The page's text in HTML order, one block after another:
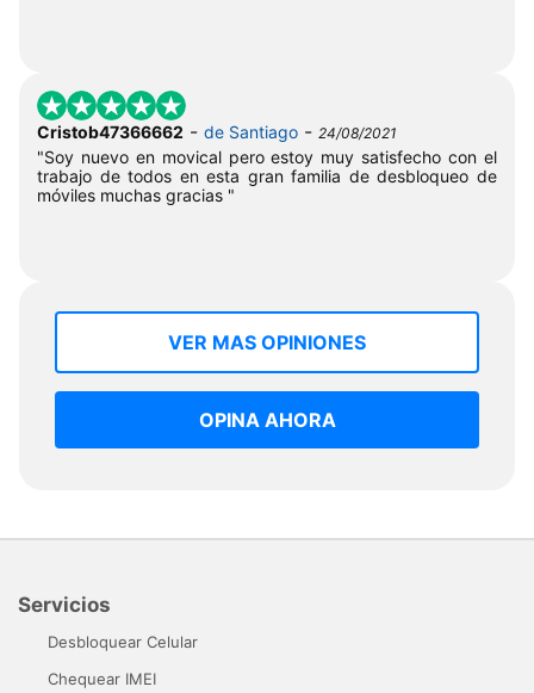
Cristob47366662 - de Santiago - 24/08/2021
"Soy nuevo en movical pero estoy muy satisfecho con el
trabajo de todos en esta gran familia de desbloqueo de
móviles muchas gracias "
VER MAS OPINIONES
OPINA AHORA
Servicios
Desbloquear Celular
Chequear IMEI